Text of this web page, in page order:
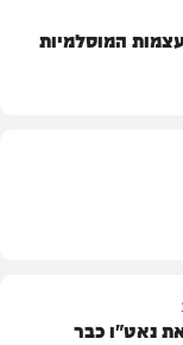
המוסלמיות
נאט"ו כבר